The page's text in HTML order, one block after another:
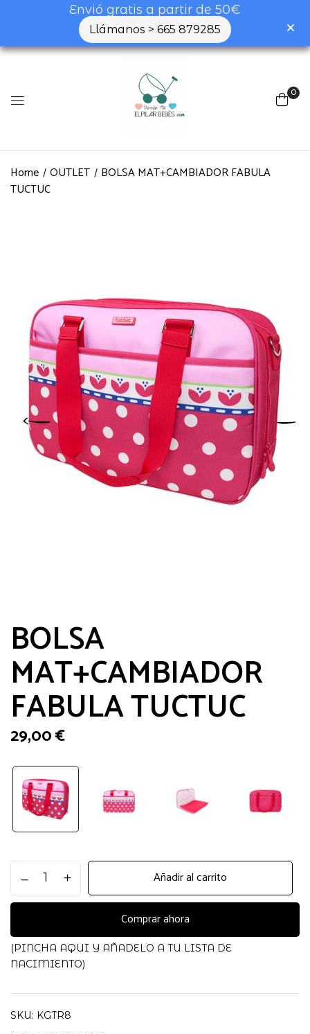
Envió gratis a partir de 50€
Llámanos > 665 879285
0
Home OUTLET
BOLSA MAT+CAMBIADOR FABULA
TUCTUC
BOLSA
MAT+CAMBIADOR
FABULA TUCTUC
29,00€
MAT+CAMBIADOR
FABULA
cantidad
Añadir al carrito
Comprar ahora
(PINCHA AQUI Y AÑADELO A TU LISTA DE
NACIMIENTO)
SKU: KGTR8